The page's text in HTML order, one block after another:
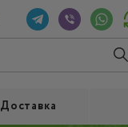
Доставка